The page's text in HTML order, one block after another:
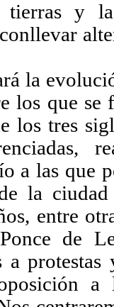
tierras y
la
los que
los tres
a las que
la
entre
de
a
a